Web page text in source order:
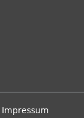
Impressum